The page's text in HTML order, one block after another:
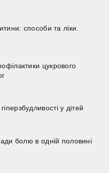
способи та ліки.
цукрового
у дітей
болю в одній половині